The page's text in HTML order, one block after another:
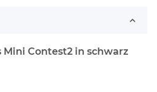
Mini Contest2 in schwarz